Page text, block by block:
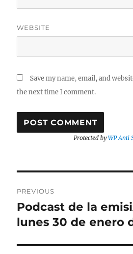
WEBSITE
Save my name, email, and
the next time I comment.
Protected byWP Anti
navigation
PREVIOUS
Previous
post:
Podcast de la
lunes 30 de enero